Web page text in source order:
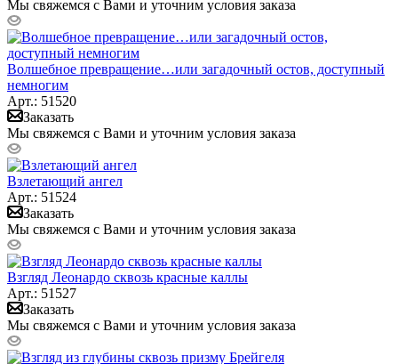
Мы свяжемся с Вами и уточним условия заказа
Волшебное превращение…или загадочный остов, доступный
немногим
Арт.: 51520
Заказать
Мы свяжемся с Вами и уточним условия заказа
Взлетающий ангел
Арт.: 51524
Заказать
Мы свяжемся с Вами и уточним условия заказа
Взгляд Леонардо сквозь красные каллы
Арт.: 51527
Заказать
Мы свяжемся с Вами и уточним условия заказа